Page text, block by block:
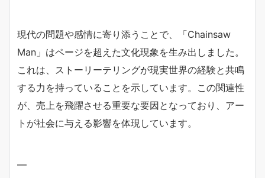
現代の問題や感情に寄り添うことで、「Chainsaw
Man」はページを超えた文化現象を生み出しました。
これは、ストーリーテリングが現実世界の経験と共鳴
する力を持っていることを示しています。この関連性
が、売上を飛躍させる重要な要因となっており、アー
トが社会に与える影響を体現しています。
—